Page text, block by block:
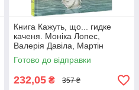
Книга Кажуть, що... гидке
каченя. Моніка Лопес,
Валерія Давіла, Мартін
Морон
Готово до відправки
232,05 ₴ 357 ₴